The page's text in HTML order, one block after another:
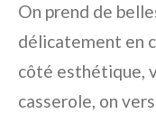
On prend de
délicatement en
côté esthétique,
casserole, on